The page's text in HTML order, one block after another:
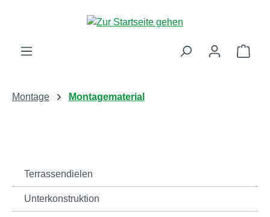
Zum Hauptinhalt springen
Montage Montagematerial
Terrassendielen
Unterkonstruktion